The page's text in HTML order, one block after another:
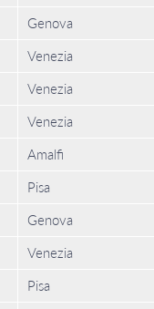
Genova
Venezia
Venezia
Venezia
Amalfi
Pisa
Genova
Venezia
Pisa